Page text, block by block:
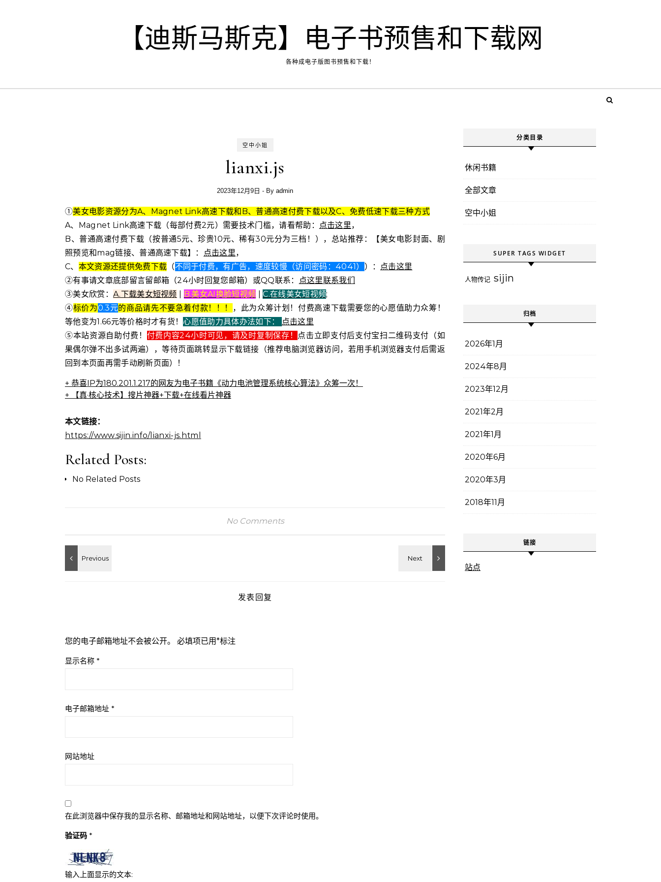
【迪斯马斯克】电子书预售和下载网
各种成电子版图书预售和下载！
空中小姐
lianxi.js
2023年12月9日 - By admin
①美女电影资源分为A、Magnet Link高速下载和B、普通高速付费下载以及C、免费低速下载三种方式
A、Magnet Link高速下载（每部付费2元）需要技术门槛，请看帮助：
点击这里，
B、普通高速付费下载（按普通5元、珍贵10元、稀有30元分为三档！），总站推荐：【美女电影封面、剧
照预览和mag链接、普通高速下载】：
点击这里，
C、 本文资源还提供免费下载 （不同于付费，有广告，速度较慢（访问密码：4041） ）： 点击这里
②有事请文章底部留言留邮箱（24小时回复您邮箱）或QQ联系：
点这里联系我们
③美女欣赏： A.下载美女短视频 B.美女AI换脸短视频 |C.在线美女短视频;
④标价为0.3元的商品请先不要急着付款！！！ ，此为众筹计划！付费高速下载需要您的心愿值助力众筹！
等他变为1.66元等价格时才有货！心愿值助力具体办法如下：
点击这里
⑤本站资源自助付费！ 付费内容24小时可见，请及时复制保存！ 点击立即支付后支付宝扫二维码支付（如
果偶尔弹不出多试两遍），等待页面跳转显示下载链接（推荐电脑浏览器访问，若用手机浏览器支付后需返
回到本页面再需手动刷新页面）！
+ 恭喜IP为180.201.1.217的网友为电子书籍《动力电池管理系统核心算法》众筹一次！
+ 【真·核心技术】搜片神器+下载+在线看片神器
+ 恒星世界在暴力中诞生，也在暴力中消亡！《了解宇宙如何运行》
本文链接：
https://www.sijin.info/lianxi-js.html
Related Posts:
No Related Posts
No Comments
发表回复
您的电子邮箱地址不会被公开。 必填项已用*标注
显示名称 *
电子邮箱地址 *
网站地址
在此浏览器中保存我的显示名称、邮箱地址和网站地址，以便下次评论时使用。
验证码 *
输入上面显示的文本:
分类目录
休闲书籍
全部文章
空中小姐
SUPER TAGS WIDGET
人物传记 sijin
归档
2026年1月
2024年8月
2023年12月
2021年2月
2021年1月
2020年6月
2020年3月
2018年11月
链接
站点